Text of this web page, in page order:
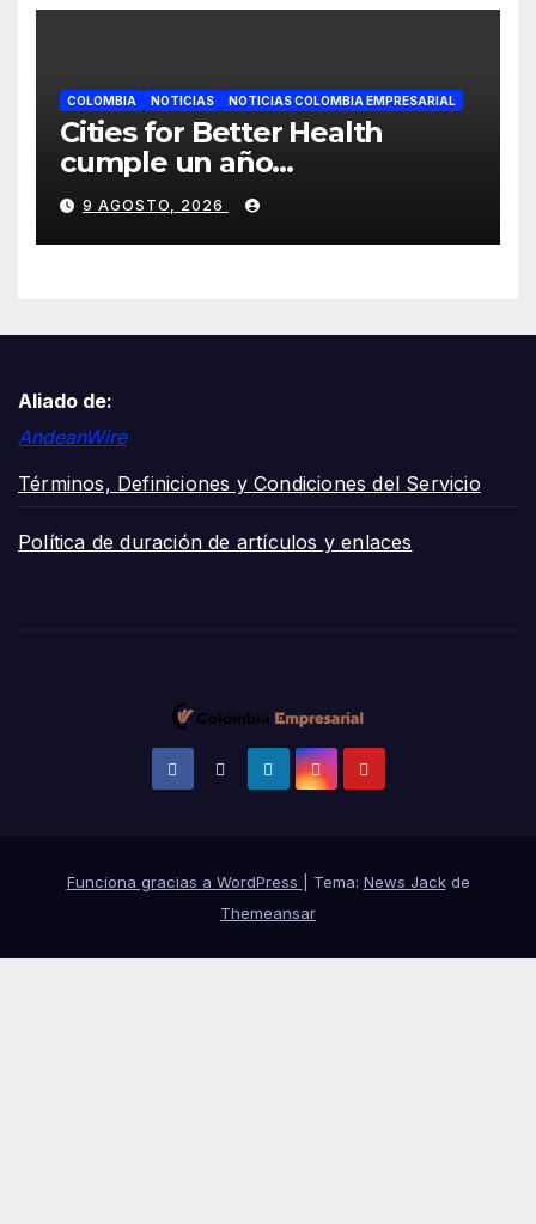
COLOMBIA NOTICIAS NOTICIAS COLOMBIA EMPRESARIAL
Cities for Better Health
cumple un año
transformando la salud en
Cali y lo celebra con una
jornada de voluntariado y
9 AGOSTO, 2026
Aliado de:
AndeanWire
Términos, Definiciones y Condiciones del Servicio
Política de duración de artículos y enlaces
Funciona gracias a WordPress Tema: News Jackde
Themeansar